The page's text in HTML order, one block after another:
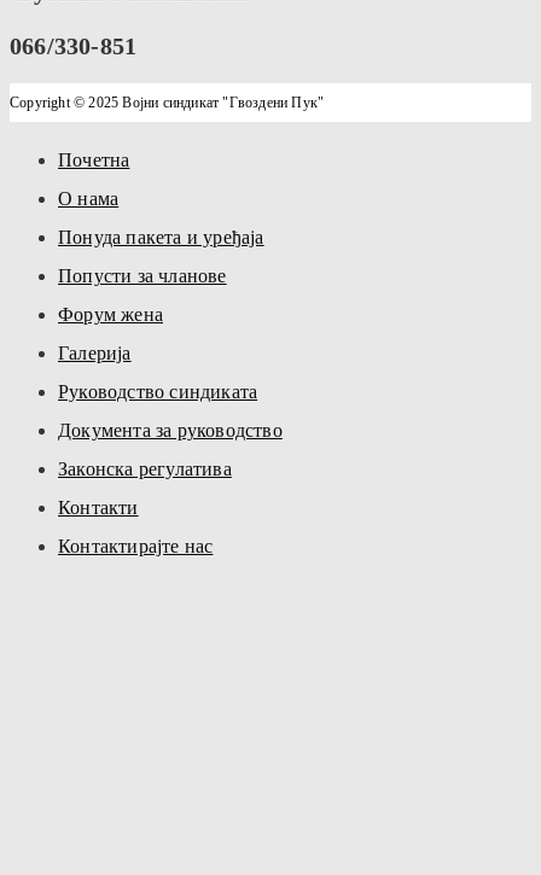
066/330-851
Copyright © 2025 Војни синдикат "Гвоздени Пук"
Почетна
О нама
Понуда пакета и уређаја
Попусти за чланове
Форум жена
Галерија
Руководство синдиката
Документа за руководство
Законска регулатива
Контакти
Контактирајте нас